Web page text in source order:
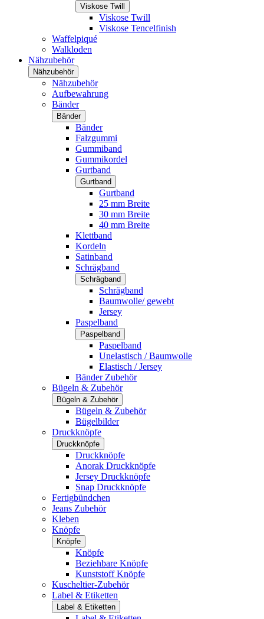
Viskose Twill
Viskose Twill
Viskose Tencelfinish
Waffelpiqué
Walkloden
Nähzubehör
Nähzubehör
Nähzubehör
Aufbewahrung
Bänder
Bänder
Bänder
Falzgummi
Gummiband
Gummikordel
Gurtband
Gurtband
Gurtband
25 mm Breite
30 mm Breite
40 mm Breite
Klettband
Kordeln
Satinband
Schrägband
Schrägband
Schrägband
Baumwolle/ gewebt
Jersey
Paspelband
Paspelband
Paspelband
Unelastisch / Baumwolle
Elastisch / Jersey
Bänder Zubehör
Bügeln & Zubehör
Bügeln & Zubehör
Bügeln & Zubehör
Bügelbilder
Druckknöpfe
Druckknöpfe
Druckknöpfe
Anorak Druckknöpfe
Jersey Druckknöpfe
Snap Druckknöpfe
Fertigbündchen
Jeans Zubehör
Kleben
Knöpfe
Knöpfe
Knöpfe
Beziehbare Knöpfe
Kunststoff Knöpfe
Kuscheltier-Zubehör
Label & Etiketten
Label & Etiketten